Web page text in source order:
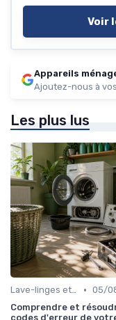
Voir
Appareils
Ajoutez-nous à
Les plus lus
Lave-linges et Sèche-linges • 05/
Comprendre et
codes d'erreur de